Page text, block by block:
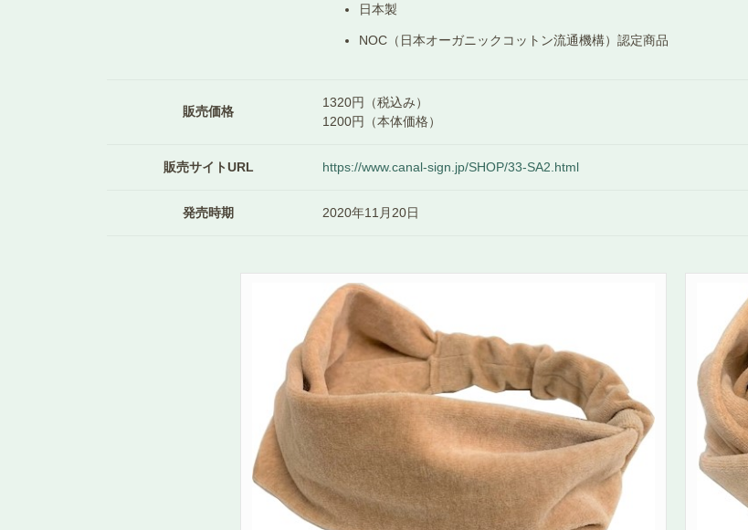
日本製
NOC（日本オーガニックコットン流通機構）認定商品
販売価格
1320円（税込み）
1200円（本体価格）
販売サイトURL https://www.canal-sign.jp/SHOP/33-SA2.html
発売時期 2020年11月20日